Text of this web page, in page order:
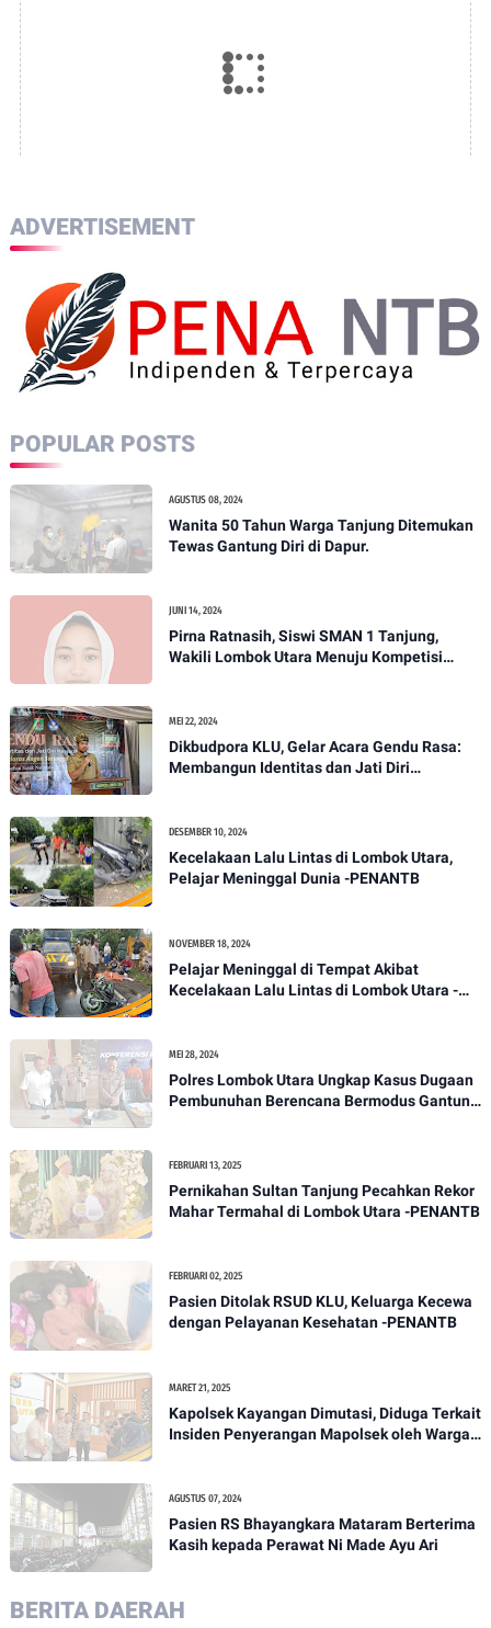
ADVERTISEMENT
POPULAR POSTS
AGUSTUS 08, 2024
Wanita 50 Tahun Warga Tanjung Ditemukan
Tewas Gantung Diri di Dapur.
JUNI 14, 2024
Pirna Ratnasih, Siswi SMAN 1 Tanjung,
Wakili Lombok Utara Menuju Kompetisi
MEI 22, 2024
Dikbudpora KLU, Gelar Acara Gendu Rasa:
Membangun Identitas dan Jati Diri
DESEMBER 10, 2024
Kecelakaan Lalu Lintas di Lombok Utara,
Pelajar Meninggal Dunia -PENANTB
NOVEMBER 18, 2024
Pelajar Meninggal di Tempat Akibat
Kecelakaan Lalu Lintas di Lombok Utara -
MEI 28, 2024
Polres Lombok Utara Ungkap Kasus Dugaan
Pembunuhan Berencana Bermodus Gantung
FEBRUARI 13, 2025
Pernikahan Sultan Tanjung Pecahkan Rekor
Mahar Termahal di Lombok Utara -PENANTB
FEBRUARI 02, 2025
Pasien Ditolak RSUD KLU, Keluarga Kecewa
dengan Pelayanan Kesehatan -PENANTB
MARET 21, 2025
Kapolsek Kayangan Dimutasi, Diduga Terkait
Insiden Penyerangan Mapolsek oleh Warga -
AGUSTUS 07, 2024
Pasien RS Bhayangkara Mataram Berterima
Kasih kepada Perawat Ni Made Ayu Ari
BERITA DAERAH